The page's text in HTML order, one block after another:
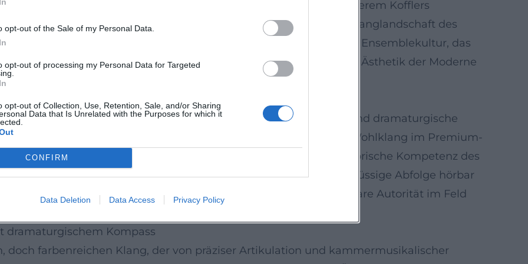
opt-out of the Sale of my Personal Data.
opt-out of processing my Personal Data for Targeted
opt-out of Collection, Use, Retention, Sale, and/or Sharing
Data that Is Unrelated with the Purposes for which it
CONFIRM
Data Deletion Data Access Privacy Policy
Projekt mit Repertoirebezügen Richtung Osteuropa, das unter anderem Kofflers
Sätzen beleuchtet und die Erzählung einer jüdischen Klanglandschaft des
mit „Weinberg“ ein markantes Zeichen gesetzt: Die Präzision der Ensemblekultur, das
der Stimmen zeigen, wie schlüssig das Orchester die Ästhetik der Moderne
mit hohen Bewertungen und besonderem Lob für Intensität und dramaturgische
Instrumentation, die sensible vokale Linienführung und das „Wohlklang im Premium-
und Rundfunksender betonen immer wieder die kuratorische Kompetenz des
benennt, sondern durch intelligente Programmierung und schlüssige Abfolge hörbar
und emotionaler Direktheit verschafft JCOM eine klare Autorität im Feld
dramaturgischem Kompass
doch farbenreichen Klang, der von präziser Artikulation und kammermusikalischer